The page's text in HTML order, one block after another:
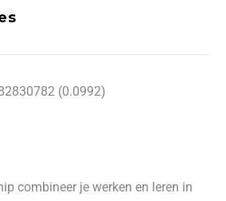
(0.0992)
combineer je werken en leren in